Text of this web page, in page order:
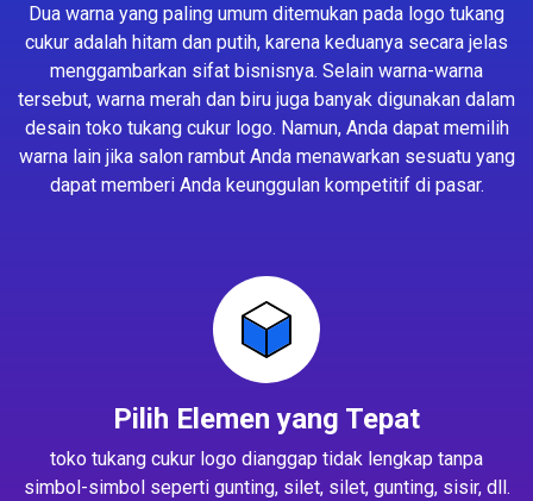
Dua warna yang paling umum ditemukan pada logo tukang
cukur adalah hitam dan putih, karena keduanya secara jelas
menggambarkan sifat bisnisnya. Selain warna-warna
tersebut, warna merah dan biru juga banyak digunakan dalam
desain toko tukang cukur logo. Namun, Anda dapat memilih
warna lain jika salon rambut Anda menawarkan sesuatu yang
dapat memberi Anda keunggulan kompetitif di pasar.
Pilih Elemen yang Tepat
toko tukang cukur logo dianggap tidak lengkap tanpa
simbol-simbol seperti gunting, silet, silet, gunting, sisir, dll.